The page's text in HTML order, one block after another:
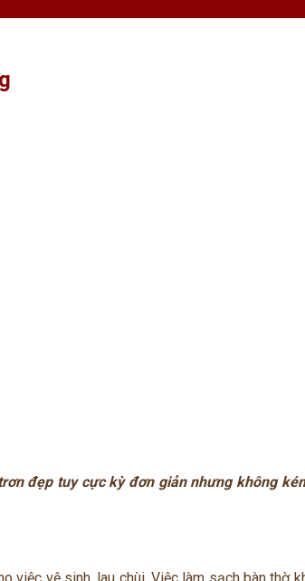
đẹp tuy cực kỳ đơn giản nhưng không
việc vệ sinh, lau chùi. Việc làm sạch bàn thờ